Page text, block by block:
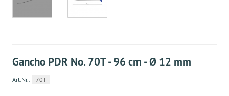
Gancho PDR No. 70T - 96 cm - Ø 12 mm
Art.Nr.: 70T